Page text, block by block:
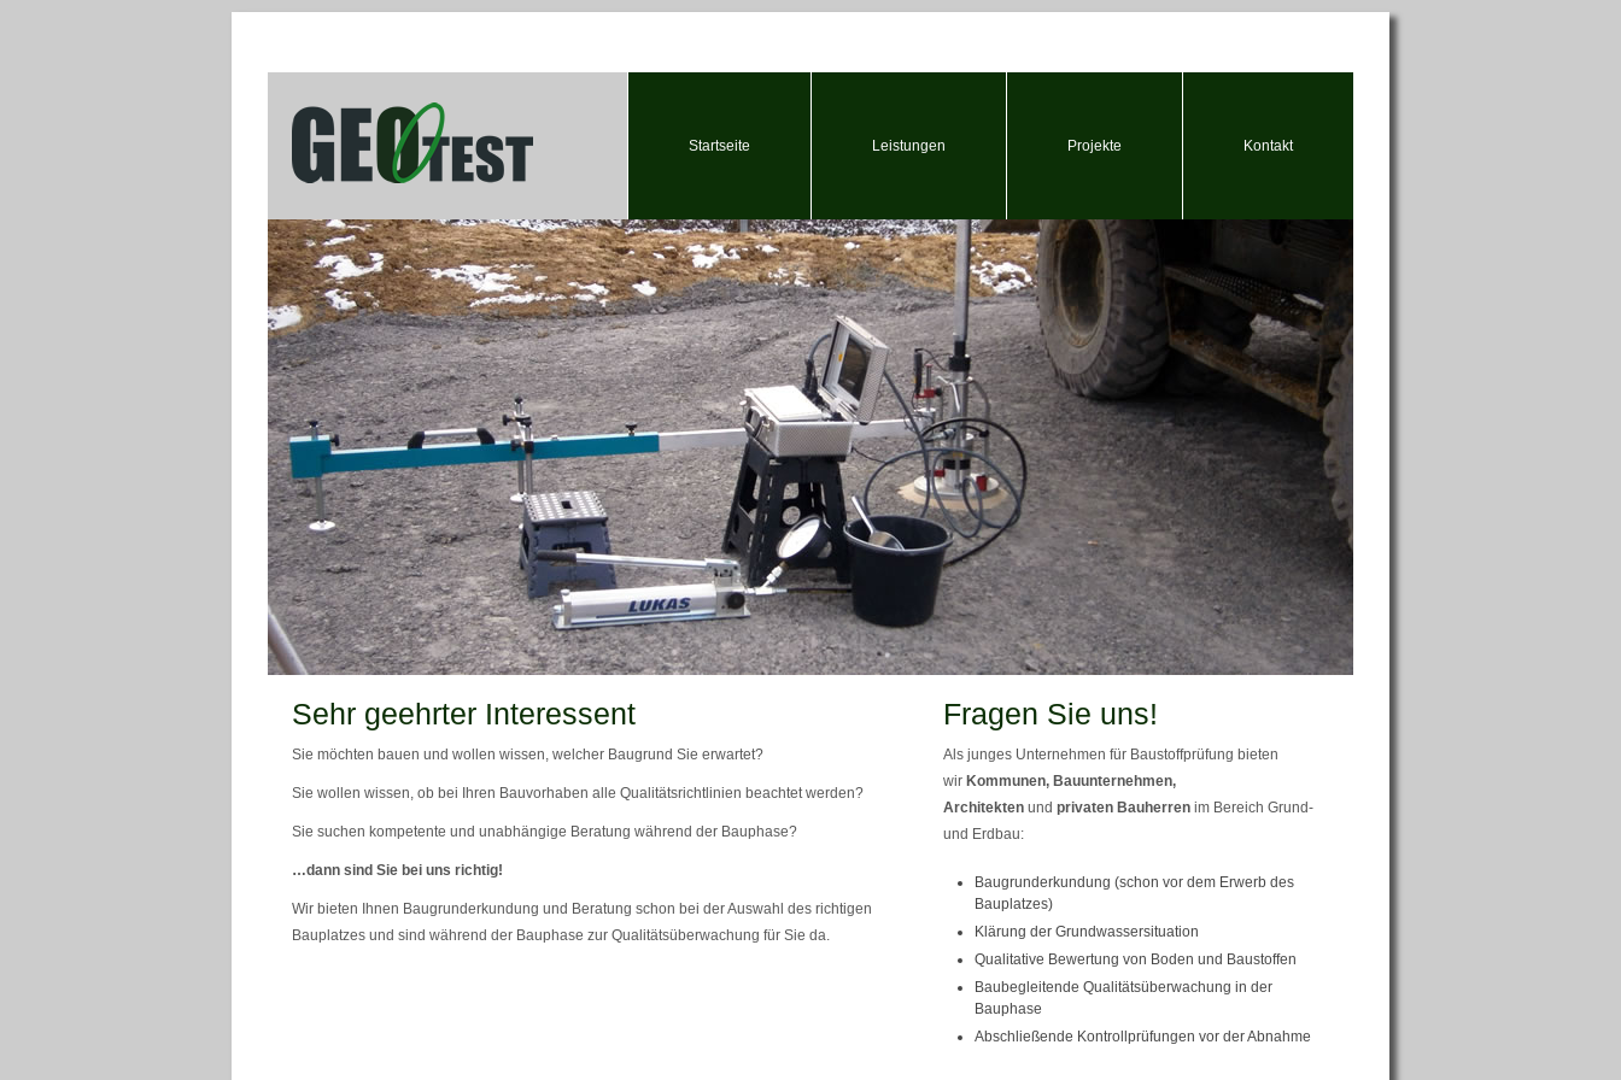
Startseite Leistungen Projekte Kontakt
Sehr geehrter Interessent
Sie möchten bauen und wollen wissen, welcher Baugrund Sie erwartet?
Sie wollen wissen, ob bei Ihren Bauvorhaben alle Qualitätsrichtlinien beachtet werden?
Sie suchen kompetente und unabhängige Beratung während der Bauphase?
…dann sind Sie bei uns richtig!
Wir bieten Ihnen Baugrunderkundung und Beratung schon bei der Auswahl des richtigen
Bauplatzes und sind während der Bauphase zur Qualitätsüberwachung für Sie da.
Fragen Sie uns!
Als junges Unternehmen für Baustoffprüfung bieten
wir Kommunen, Bauunternehmen,
Architekten und privaten Bauherren im Bereich Grund-
und Erdbau:
Baugrunderkundung (schon vor dem Erwerb des
Bauplatzes)
Klärung der Grundwassersituation
Qualitative Bewertung von Boden und Baustoffen
Baubegleitende Qualitätsüberwachung in der
Bauphase
Abschließende Kontrollprüfungen vor der Abnahme